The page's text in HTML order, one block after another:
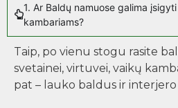
1. Ar Baldų namuose galima
kambariams?
Taip, po vienu stogu rasite
svetainei, virtuvei, vaikų
pat – lauko baldus ir interjero